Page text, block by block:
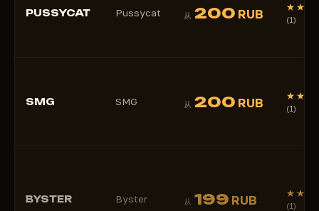
PUSSYCAT Pussycat 从 200 RUB (1)
SMG SMG 从 200 RUB (1)
BYSTER Byster 从 199 RUB (1)